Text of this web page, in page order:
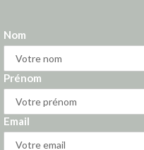
Nom
Prénom
Email